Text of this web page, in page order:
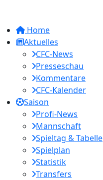
Home
Aktuelles
CFC-News
Presseschau
Kommentare
CFC-Kalender
Saison
Profi-News
Mannschaft
Spieltag & Tabelle
Spielplan
Statistik
Transfers